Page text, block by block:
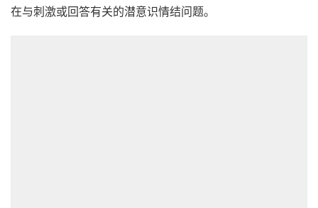
在与刺激或回答有关的潜意识情结问题。